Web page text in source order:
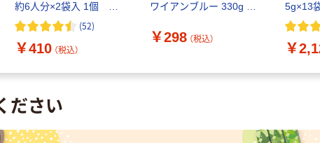
約6人分×2袋入 1個 ゼ
リーの素 製菓材料 お菓
(52)
￥410 （税込）
ワイアンブルー 330g 1
￥298 （税込）
5g×13
￥
ださい